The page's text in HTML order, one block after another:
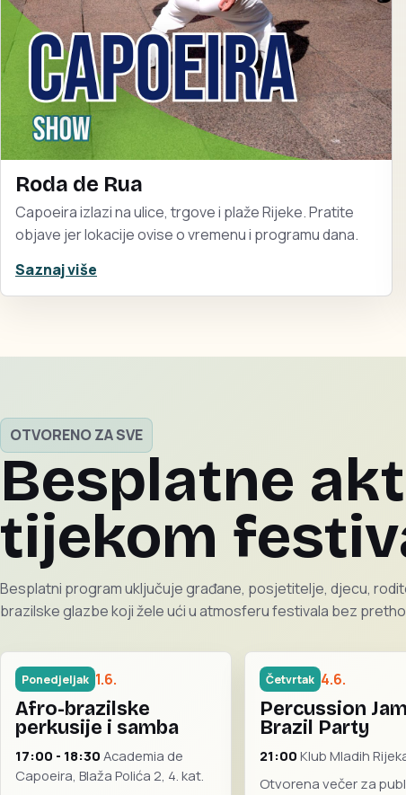
Roda de Rua
Capoeira izlazi na ulice, trgove i plaže Rijeke. Pratite
objave jer lokacije ovise o vremenu i programu dana.
Saznaj više
OTVORENO ZA SVE
Besplatne
tijekom
Besplatni program uključuje građane, posjetitelje, djecu,
brazilske glazbe koji žele ući u atmosferu festivala bez
Ponedjeljak 1.6.
Afro-brazilske
perkusije i samba
17:00 - 18:30 Academia de
Capoeira, Blaža Polića 2, 4. kat.
Četvrtak 4.6.
Percussion
Brazil Party
21:00 Klub Mladih
Otvorena večer za